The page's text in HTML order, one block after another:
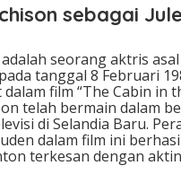
sebagai
seorang aktris asal
tanggal 8 Februari
film “The Cabin in
telah bermain dalam
di Selandia Baru.
dalam film ini
terkesan dengan